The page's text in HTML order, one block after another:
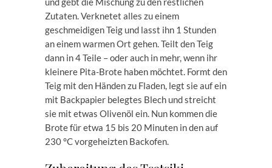
Zutaten. Verknetet alles zu einem
geschmeidigen Teig und lasst ihn 1 Stunden
an einem warmen Ort gehen. Teilt den Teig
dann in 4 Teile – oder auch in mehr, wenn ihr
kleinere Pita-Brote haben möchtet. Formt den
Teig mit den Händen zu Fladen, legt sie auf ein
mit Backpapier belegtes Blech und streicht
sie mit etwas Olivenöl ein. Nun kommen die
Brote für etwa 15 bis 20 Minuten in den auf
230 °C vorgeheizten Backofen.